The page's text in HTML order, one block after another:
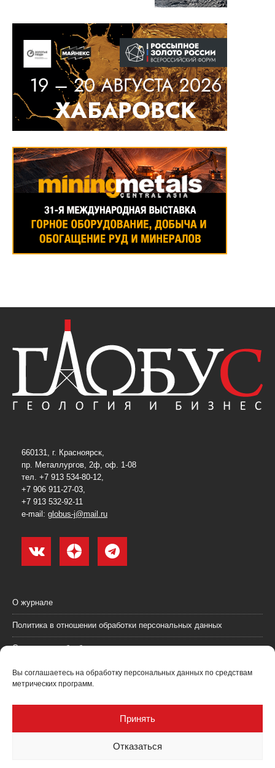
Вы соглашаетесь на обработку персональных данных по средствам
метрических программ.
Принять
Отказаться
660131, г. Красноярск,
пр. Металлургов, 2ф, оф. 1-08
тел. +7 913 534-80-12,
+7 906 911-27-03,
+7 913 532-92-11
e-mail: globus-j@mail.ru
О журнале
Политика в отношении обработки персональных данных
Согласие на обработку персональных данных
Пользовательское соглашение (оферта)